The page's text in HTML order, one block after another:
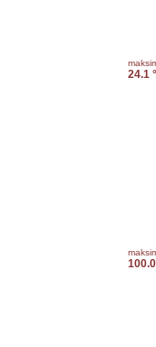
24.1